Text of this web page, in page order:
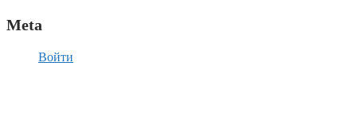
Meta
Войти